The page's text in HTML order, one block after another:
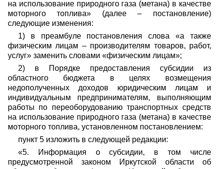
на использование природного газа (метана) в качестве
моторного топлива» (далее – постановление)
следующие изменения:
1) в преамбуле постановления слова «а также
физическим лицам – производителям товаров, работ,
услуг» заменить словами «физическим лицам»;
2) в Порядке предоставления субсидии из
областного бюджета в целях возмещения
недополученных доходов юридическим лицам и
индивидуальным предпринимателям, выполняющим
работы по переоборудованию транспортных средств
на использование природного газа (метана) в качестве
моторного топлива, установленном постановлением:
пункт 5 изложить в следующей редакции:
«5. Информация о субсидии, в том числе
предусмотренной законом Иркутской области об